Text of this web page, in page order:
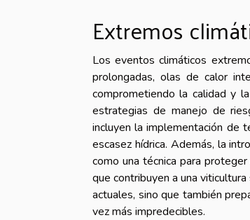
Extremos
Los eventos climáticos
prolongadas, olas de calor
comprometiendo la calidad y
estrategias de manejo de
incluyen la implementación de
escasez hídrica. Además, la
como una técnica para
que contribuyen a una
actuales, sino que también
vez más impredecibles.